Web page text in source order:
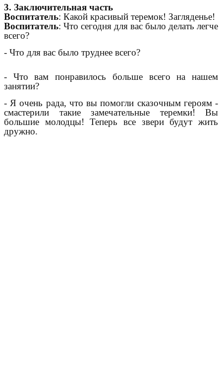
3. Заключительная часть
Воспитатель: Какой красивый теремок! Загляденье!
Воспитатель: Что сегодня для вас было делать легче
всего?
- Что для вас было труднее всего?
- Что вам понравилось больше всего на нашем
занятии?
- Я очень рада, что вы помогли сказочным героям -
смастерили такие замечательные теремки! Вы
большие молодцы! Теперь все звери будут жить
дружно.